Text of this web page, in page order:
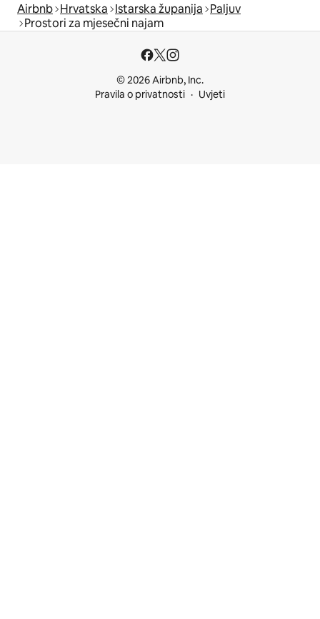
Airbnb Hrvatska Istarska županija Paljuv
Prostori za mjesečni najam
© 2026 Airbnb, Inc.
Pravila o privatnosti
Uvjeti